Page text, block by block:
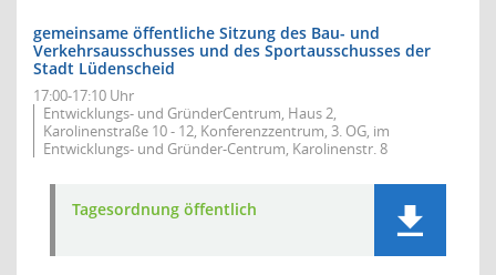
gemeinsame öffentliche Sitzung des Bau- und
Verkehrsausschusses und des Sportausschusses der
Stadt Lüdenscheid
17:00-17:10 Uhr
Entwicklungs- und GründerCentrum, Haus 2,
Karolinenstraße 10 - 12, Konferenzzentrum, 3. OG, im
Entwicklungs- und Gründer-Centrum, Karolinenstr. 8
Tagesordnung öffentlich